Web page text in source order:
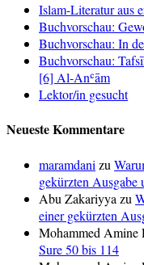
Islam-Literatur aus
Buchvorschau:
Buchvorschau: In
Buchvorschau:
[6] Al-Anʿām
Lektor/in gesucht
Neueste Kommentare
maramdani zu
gekürzten Ausgabe
Abu Zakariyya zu
einer gekürzten
Mohammed Amine
Sure 50 bis 114